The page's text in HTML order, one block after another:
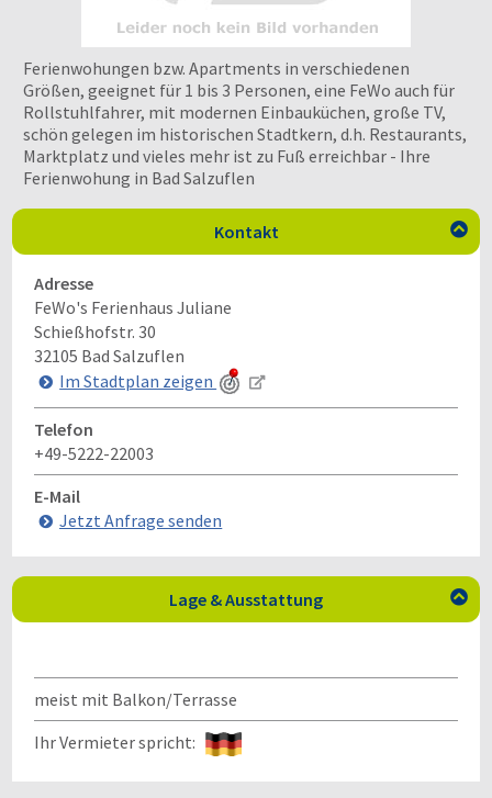
Ferienwohungen bzw. Apartments in verschiedenen
Größen, geeignet für 1 bis 3 Personen, eine FeWo auch für
Rollstuhlfahrer, mit modernen Einbauküchen, große TV,
schön gelegen im historischen Stadtkern, d.h. Restaurants,
Marktplatz und vieles mehr ist zu Fuß erreichbar - Ihre
Ferienwohung in Bad Salzuflen
Kontakt 
Adresse
FeWo's Ferienhaus Juliane
Schießhofstr. 30
32105 Bad Salzuflen
Im Stadtplan zeigen
Telefon
+49-5222-22003
E-Mail
Jetzt Anfrage senden
Lage & Ausstattung 
meist mit Balkon/Terrasse
Ihr Vermieter spricht: